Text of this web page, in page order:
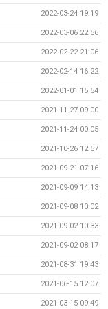
2022-03-24 19:19
2022-03-06 22:56
2022-02-22 21:06
2022-02-14 16:22
2022-01-01 15:54
2021-11-27 09:00
2021-11-24 00:05
2021-10-26 12:57
2021-09-21 07:16
2021-09-09 14:13
2021-09-08 10:02
2021-09-02 10:33
2021-09-02 08:17
2021-08-31 19:43
2021-06-15 12:07
2021-03-15 09:49